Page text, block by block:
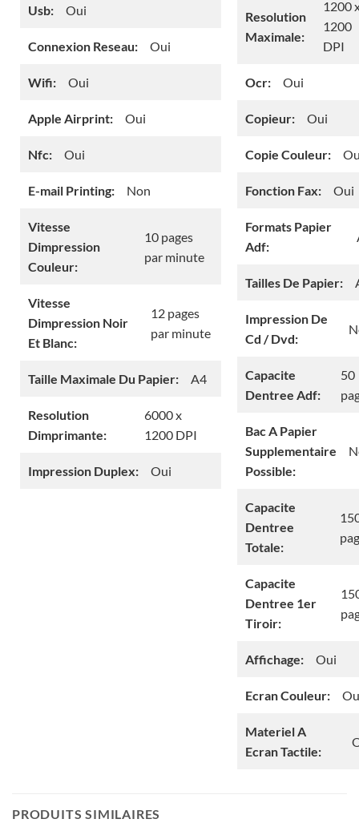
Usb: Oui
Connexion Reseau: Oui
Wifi: Oui
Apple Airprint: Oui
Nfc: Oui
E-mail Printing: Non
Vitesse
Dimpression
Couleur:
10 pages
par minute
Vitesse
Dimpression Noir
Et Blanc:
12 pages
par minute
Taille Maximale Du Papier: A4
Resolution
Dimprimante:
6000 x
1200 DPI
Impression Duplex: Oui
Resolution
Maximale:
1200
1200
DPI
Ocr: Oui
Copieur: Oui
Copie Couleur:
Fonction Fax: Oui
Formats Papier
Adf:
Tailles De Papier:
Impression De
Cd / Dvd:
Capacite
Dentree Adf:
50
Bac A Papier
Supplementaire
Possible:
Capacite
Dentree
Totale:
Capacite
Dentree 1er
Tiroir:
Affichage: Oui
Ecran Couleur:
Materiel A
Ecran Tactile:
PRODUITS SIMILAIRES